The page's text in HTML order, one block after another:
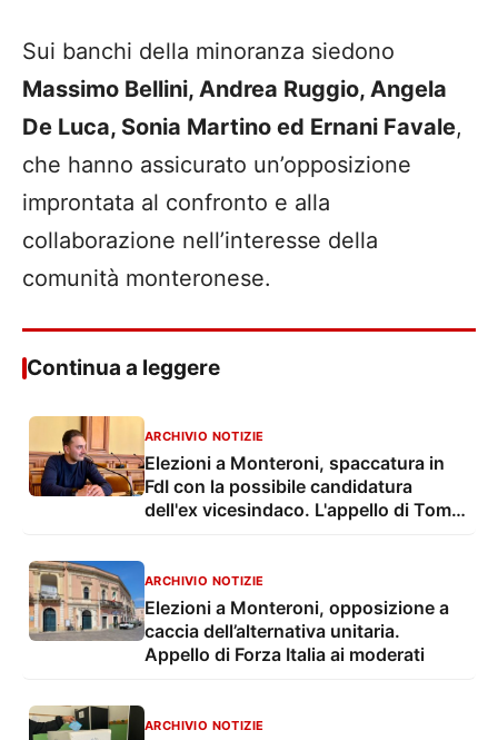
Sui banchi della minoranza siedono
Massimo Bellini, Andrea Ruggio, Angela
De Luca, Sonia Martino ed Ernani Favale,
che hanno assicurato un’opposizione
improntata al confronto e alla
collaborazione nell’interesse della
comunità monteronese.
Continua a leggere
ARCHIVIO NOTIZIE
Elezioni a Monteroni, spaccatura in
FdI con la possibile candidatura
dell'ex vicesindaco. L'appello di Toma,
ARCHIVIO NOTIZIE
Elezioni a Monteroni, opposizione a
caccia dell’alternativa unitaria.
Appello di Forza Italia ai moderati
ARCHIVIO NOTIZIE